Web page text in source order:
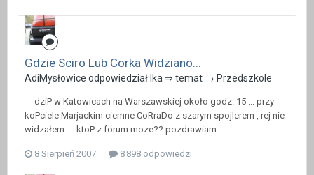
Gdzie Sciro Lub Corka Widziano...
AdiMysłowice odpowiedział Ika ⇒ temat → Przedszkole
-= dziP w Katowicach na Warszawskiej około godz. 15 ... przy
koPciele Marjackim ciemne CoRraDo z szarym spojlerem , rej nie
widzałem =- ktoP z forum moze?? pozdrawiam
8 Sierpień 2007 8 898 odpowiedzi